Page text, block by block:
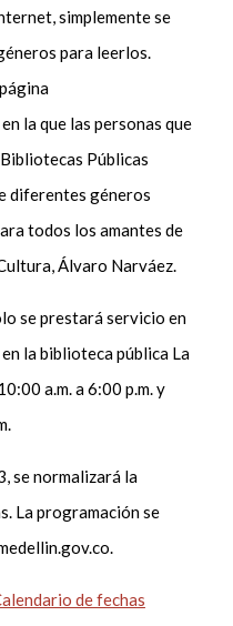
simplemente se
para leerlos.
la que las personas que
Públicas
diferentes géneros
todos los amantes de
Álvaro Narváez.
se prestará servicio en
la biblioteca pública La
a.m. a 6:00 p.m. y
se normalizará la
La programación se
de fechas